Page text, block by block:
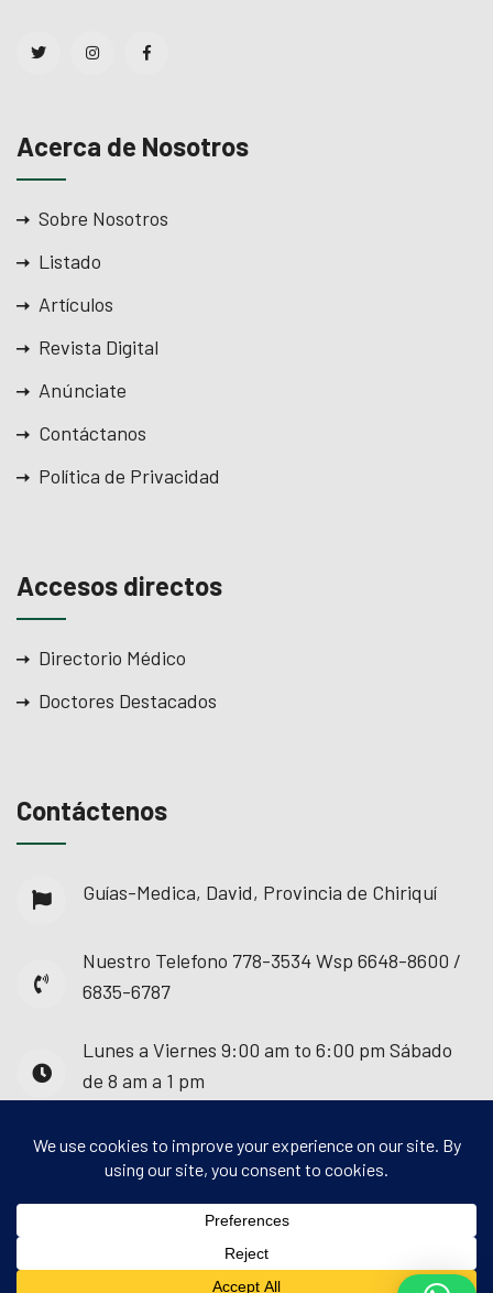
Acerca de Nosotros
Sobre Nosotros
Listado
Artículos
Revista Digital
Anúnciate
Contáctanos
Política de Privacidad
Accesos directos
Directorio Médico
Doctores Destacados
Contáctenos
Guías-Medica, David, Provincia de Chiriquí
Nuestro Telefono 778-3534 Wsp 6648-8600 /
6835-6787
Lunes a Viernes 9:00 am to 6:00 pm Sábado
de 8 am a 1 pm
© 2025 - Guías Médica. Todos los derechos
reservados.